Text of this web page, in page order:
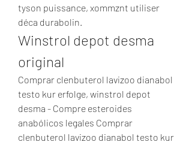
tyson puissance, xommznt utiliser
déca durabolin.
Winstrol depot desma
original
Comprar clenbuterol lavizoo dianabol
testo kur erfolge, winstrol depot
desma - Compre esteroides
anabólicos legales Comprar
clenbuterol lavizoo dianabol testo kur